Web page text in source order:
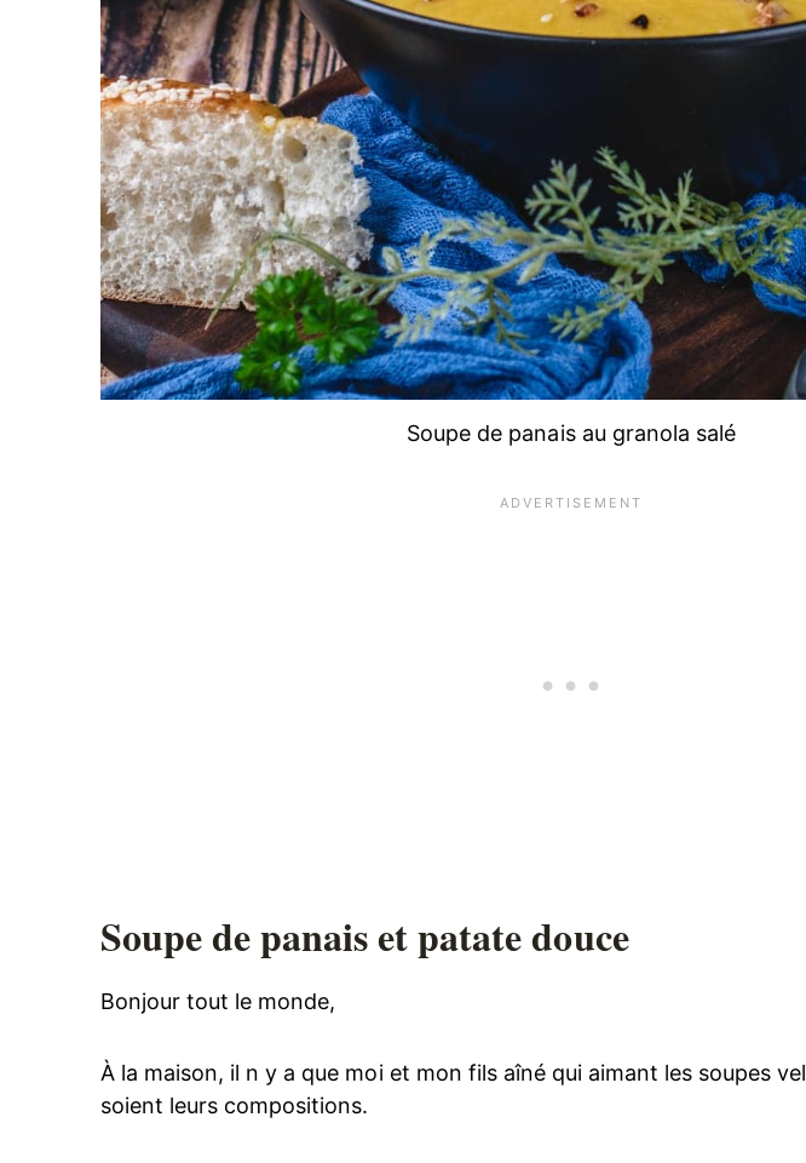
Soupe de panais au granola salé
Soupe de panais et patate douce
Bonjour tout le monde,
À la maison, il n y a que moi et mon fils aîné qui aimant les soupes
soient leurs compositions.